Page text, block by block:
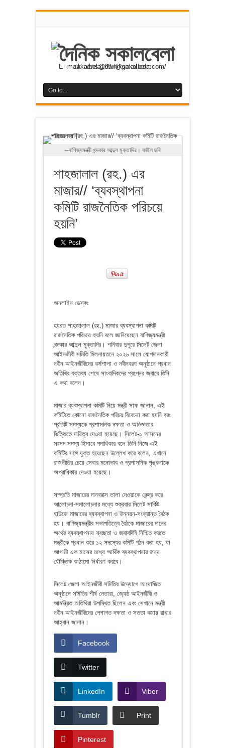
E- mail: news@dainiksakalbela.com/ sakalbela1997@gmail.com
--বাণিজ্যমন্ত্রী খন্দকার আব্দুল মুক্তাদির। ফাইল ছবি
শাহজালাল (রহ.) এর
মাজার// ‘ব্যবস্থাপনা
কমিটি রাজনৈতিক পরিচয়ে
হয়নি’
অনলাইন ডেস্কঃ
হযরত শাহজালাল (রহ.) মাজার ব্যবস্থাপনা কমিটি
রাজনৈতিক পরিচয়ে হয়নি বলে জানিয়েছেন বাণিজ্যমন্ত্রী
খন্দকার আব্দুল মুক্তাদির। শনিবার দুপুরে সিলেট জেলা
আইনজীবী সমিতি মিলনায়তনে ২০২৬ সালে যোগদানকারী
নবীন আইনজীবীদের কর্মশালা ও নবীনবরণ অনুষ্ঠানে প্রধান
অতিথির বক্তব্য শেষে সাংবাদিকদের প্রশ্নের জবাবে তিনি
এ কথা বলেন।
মাজার ব্যবস্থাপনা কমিটি নিয়ে মন্ত্রী সাফ জানান, এই
কমিটিতে কোনো রাজনৈতিক পরিচয় বিবেচনা করা হয়নি বরং
প্রতিটি সদস্যকে প্রশাসনিক দক্ষতা ও অভিজ্ঞতার
ভিত্তিতে দায়িত্ব দেওয়া হয়েছে। সিলেট-১ আসনের
সংসদ-সদস্য হিসাবে পদাধিকার বলে তিনি নিজে এই
কমিটির সঙ্গে যুক্ত হয়েছেন উল্লেখ করে বলেন, এখানে
রাজনীতির চেয়ে সেবার মনোভাব ও প্রশাসনিক শৃঙ্খলাকে
অগ্রাধিকার দেওয়া হয়েছে।
সম্প্রতি মাজারের দানবাক্সে তালা দেওয়াকে কেন্দ্র করে
আলোচনা-সমালোচনার মধ্যে শুক্রবার সিলেট সার্কিট
হাউজে মাজারের ব্যবস্থাপনা ও উন্নয়ন-সংক্রান্ত বৈঠক
হয়। বাণিজ্যমন্ত্রীর সভাপতিত্বে বৈঠকে মাজারের দানের
অর্থের ব্যবস্থাপনায় স্বচ্ছতা ও জবাবদিহি নিশ্চিত করতে
মন্ত্রীকে প্রধান করে ১২ সদস্যের কমিটি গঠন করা হয়, যা
আগামী এক মাসের মধ্যে আর্থিক ব্যবস্থাপনার জন্য
যৌক্তিক কাঠামো নির্ধারণ করবে।
সিলেট জেলা আইনজীবী সমিতির উদ্যোগে আয়োজিত
অনুষ্ঠানে সমিতির শীর্ষ নেতারা, জ্যেষ্ঠ আইনজীবী ও
আমন্ত্রিত অতিথিরা উপস্থিত ছিলেন এবং সেখানে মন্ত্রী
নবীন আইনজীবীদের পেশাগত দক্ষতা ও সততা বজায় রাখার
আহ্বান জানান।
Facebook
Twitter
LinkedIn Viber
Tumblr Print
Pinterest